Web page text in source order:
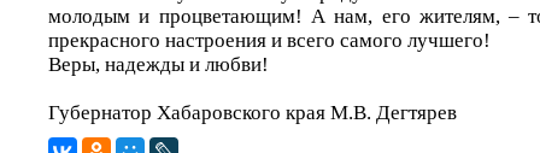
молодым и процветающим! А нам, его жителям, –
прекрасного настроения и всего самого лучшего!
Веры, надежды и любви!
Губернатор Хабаровского края М.В. Дегтярев